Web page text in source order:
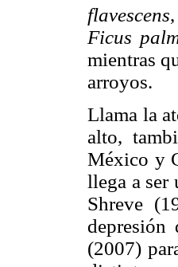
flavescens,
Ficus
mientras
arroyos.
Llama la
alto,
México y
llega a ser
Shreve
(2007)